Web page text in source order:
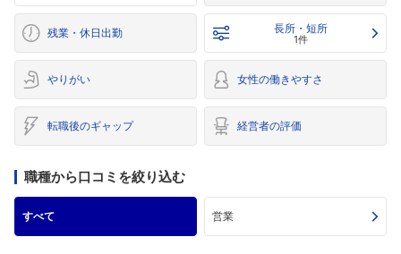
残業・休日出勤 長所・短所
1件
やりがい 女性の働きやすさ
転職後のギャップ 経営者の評価
職種から口コミを絞り込む
すべて 営業